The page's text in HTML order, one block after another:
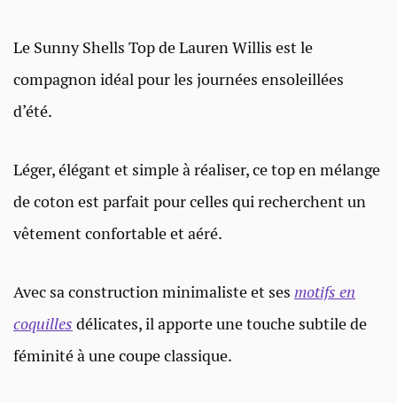
Le Sunny Shells Top de Lauren Willis est le
compagnon idéal pour les journées ensoleillées
d’été.
Léger, élégant et simple à réaliser, ce top en mélange
de coton est parfait pour celles qui recherchent un
vêtement confortable et aéré.
Avec sa construction minimaliste et ses motifs en
coquilles délicates, il apporte une touche subtile de
féminité à une coupe classique.